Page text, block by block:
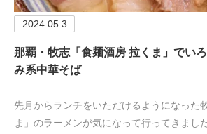
2024.05.3
那覇・牧志「食麺酒房 拉くま」でい
み系中華そば
先月からランチをいただけるようになった
ま」のラーメンが気になって行ってきまし